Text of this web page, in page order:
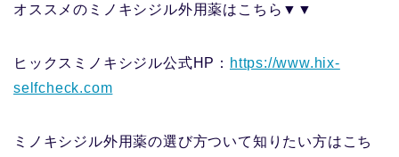
オススメのミノキシジル外用薬はこちら▼▼
ヒックスミノキシジル公式HP： https://www.hix-
selfcheck.com
ミノキシジル外用薬の選び方ついて知りたい方はこち